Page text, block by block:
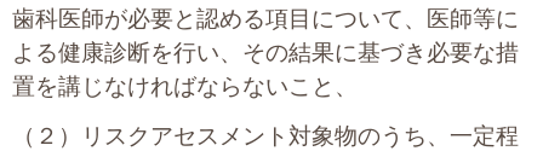
歯科医師が必要と認める項目について、医師等に
よる健康診断を行い、その結果に基づき必要な措
置を講じなければならないこと、
（２）リスクアセスメント対象物のうち、一定程